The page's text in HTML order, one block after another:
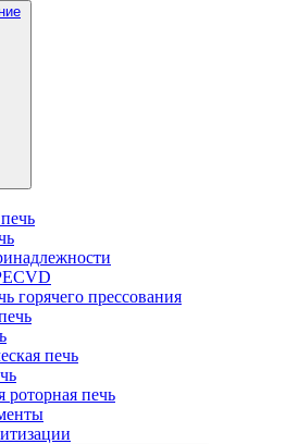
горячего прессования
печь
роторная печь